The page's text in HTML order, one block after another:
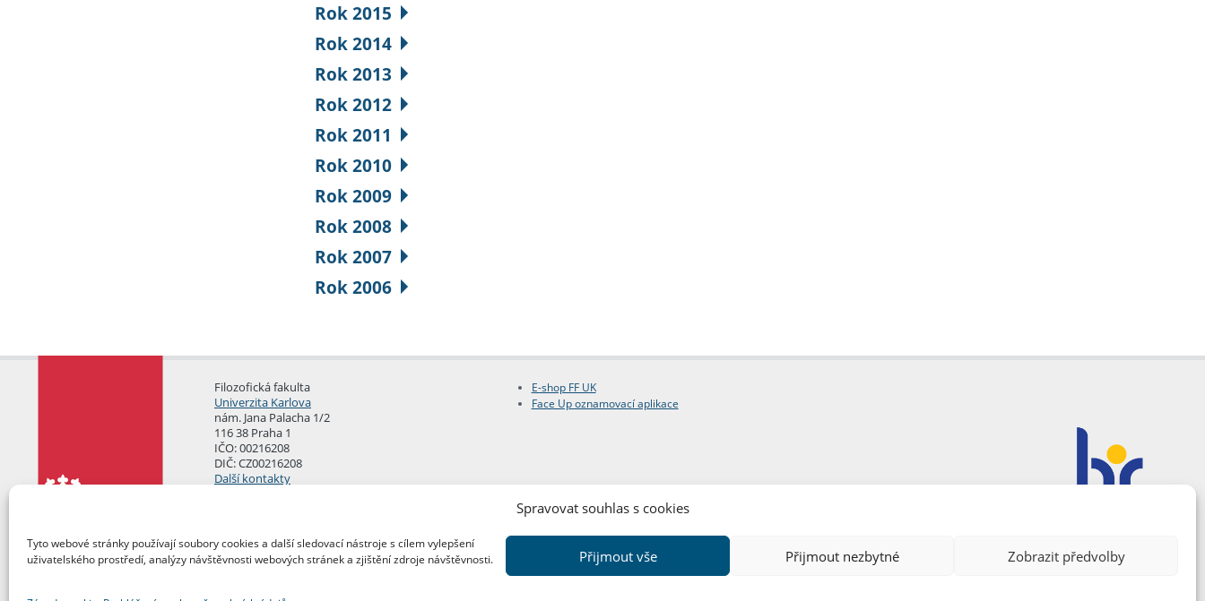
Spravovat souhlas s cookies
Tyto webové stránky používají soubory cookies a další sledovací nástroje s cílem vylepšení
uživatelského prostředí, analýzy návštěvnosti webových stránek a zjištění zdroje návštěvnosti.
Přijmout vše Přijmout nezbytné Zobrazit předvolby
Rok 2015
Rok 2014
Rok 2013
Rok 2012
Rok 2011
Rok 2010
Rok 2009
Rok 2008
Rok 2007
Rok 2006
Filozofická fakulta
Univerzita Karlova
nám. Jana Palacha 1/2
116 38 Praha 1
IČO: 00216208
DIČ: CZ00216208
Další kontakty
E-shop FF UK
Face Up oznamovací aplikace